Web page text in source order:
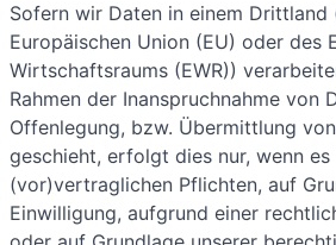
Sofern wir Daten in einem Drittland
Europäischen Union (EU) oder des
Wirtschaftsraums (EWR))
Rahmen der Inanspruchnahme von
Offenlegung, bzw. Übermittlung
geschieht, erfolgt dies nur, wenn
(vor)vertraglichen Pflichten, auf
Einwilligung, aufgrund einer